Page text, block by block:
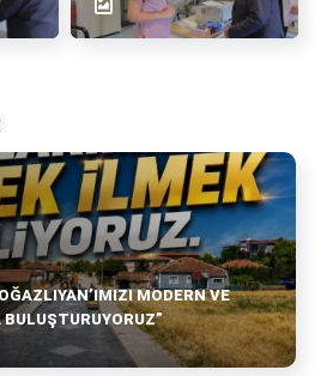
MODERN VE